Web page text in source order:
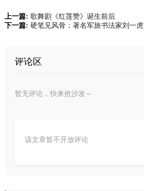
上一篇: 歌舞剧《红莲赞》诞生前后
下一篇: 硬笔见风骨：著名军旅书法家刘一虎
评论区
暂无评论，快来抢沙发～
该文章暂不开放评论